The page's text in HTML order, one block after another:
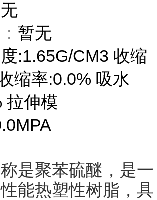
暂无
:1.65G/CM3 收缩
缩率:0.0% 吸水
拉伸模
是聚苯硫醚，是一
能热塑性树脂，具